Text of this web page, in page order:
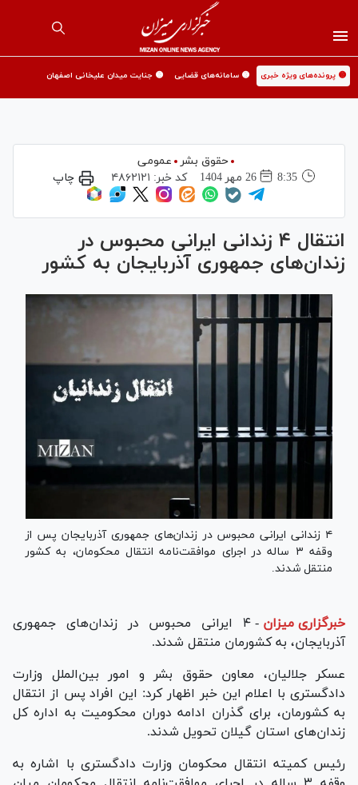
🟡 پرونده‌های ویژه خبری 🟡 سامانه‌های قضایی 🟡 جنایت میدان علیخانی اصفهان
حقوق بشر
عمومی
8:35
26 مهر 1404 کد خبر: ۴۸۶۲۱۲۱ چاپ
انتقال ۴ زندانی ایرانی محبوس در
زندان‌های جمهوری آذربایجان به کشور
۴ زندانی ایرانی محبوس در زندان‌های جمهوری آذربایجان پس از
وقفه ۳ ساله در اجرای موافقت‌نامه انتقال محکومان، به کشور
منتقل شدند.
خبرگزاری میزان -
۴ ایرانی محبوس در زندان‌های جمهوری
آذربایجان، به کشورمان منتقل شدند.
عسکر جلالیان، معاون حقوق بشر و امور بین‌الملل وزارت
دادگستری با اعلام این خبر اظهار کرد: این افراد پس از انتقال
به کشورمان، برای گذران ادامه دوران محکومیت به اداره کل
زندان‌های استان گیلان تحویل شدند.
رئیس کمیته انتقال محکومان وزارت دادگستری با اشاره به